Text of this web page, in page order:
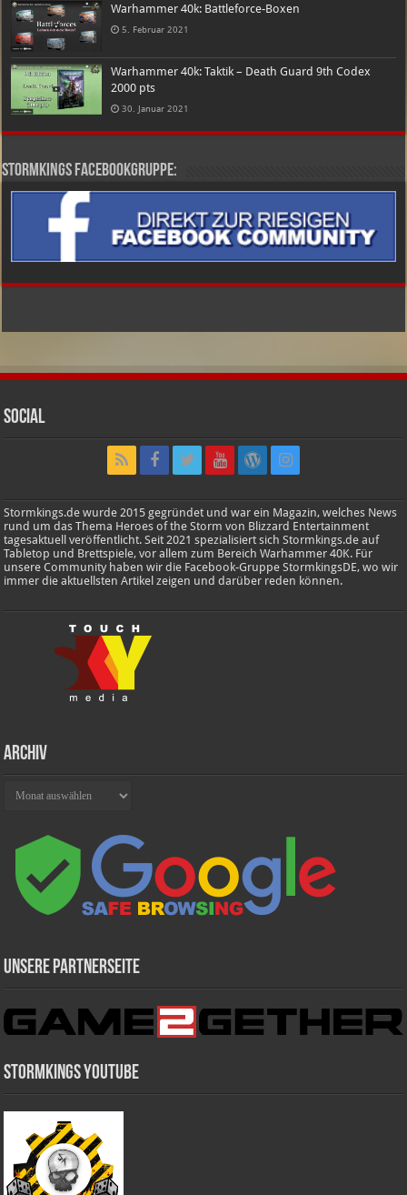
Warhammer 40k: Battleforce-Boxen
5. Februar 2021
Warhammer 40k: Taktik – Death Guard 9th Codex
2000 pts
30. Januar 2021
Stormkings Facebookgruppe:
Social
Stormkings.de wurde 2015 gegründet und war ein Magazin, welches News
rund um das Thema Heroes of the Storm von Blizzard Entertainment
tagesaktuell veröffentlicht. Seit 2021 spezialisiert sich Stormkings.de auf
Tabletop und Brettspiele, vor allem zum Bereich Warhammer 40K. Für
unsere Community haben wir die Facebook-Gruppe StormkingsDE, wo wir
immer die aktuellsten Artikel zeigen und darüber reden können.
Archiv
Unsere Partnerseite
Stormkings Youtube